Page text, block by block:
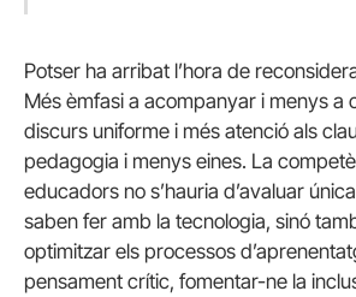
Potser ha arribat l’hora de
Més èmfasi a acompanyar i menys a
discurs uniforme i més atenció als
pedagogia i menys eines. La
educadors no s’hauria d’avaluar
saben fer amb la tecnologia, sinó
optimitzar els processos
pensament crític, fomentar-ne la